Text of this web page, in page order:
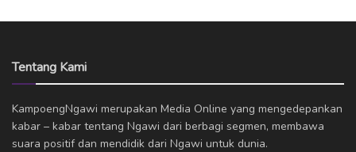
Tentang Kami
KampoengNgawi merupakan Media Online yang mengedepankan
kabar – kabar tentang Ngawi dari berbagi segmen, membawa
suara positif dan mendidik dari Ngawi untuk dunia.